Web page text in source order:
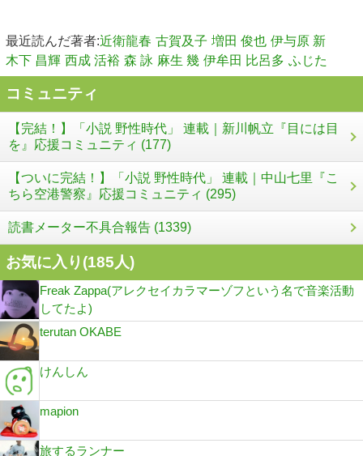
最近読んだ著者:近衛龍春 古賀及子 増田 俊也 伊与原 新
木下 昌輝 西成 活裕 森 詠 麻生 幾 伊牟田 比呂多 ふじた
コミュニティ
【完結！】「小説 野性時代」 連載｜新川帆立『目には目
を』応援コミュニティ (177)
【ついに完結！】「小説 野性時代」 連載｜中山七里『こ
ちら空港警察』応援コミュニティ (295)
読書メーター不具合報告 (1339)
お気に入り(185人)
Freak Zappa(アレクセイカラマーゾフという名で音楽活動
してたよ)
terutan OKABE
けんしん
mapion
旅するランナー